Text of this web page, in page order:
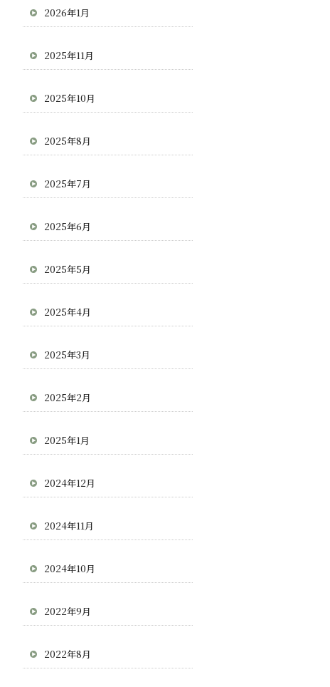
2026年1月
2025年11月
2025年10月
2025年8月
2025年7月
2025年6月
2025年5月
2025年4月
2025年3月
2025年2月
2025年1月
2024年12月
2024年11月
2024年10月
2022年9月
2022年8月